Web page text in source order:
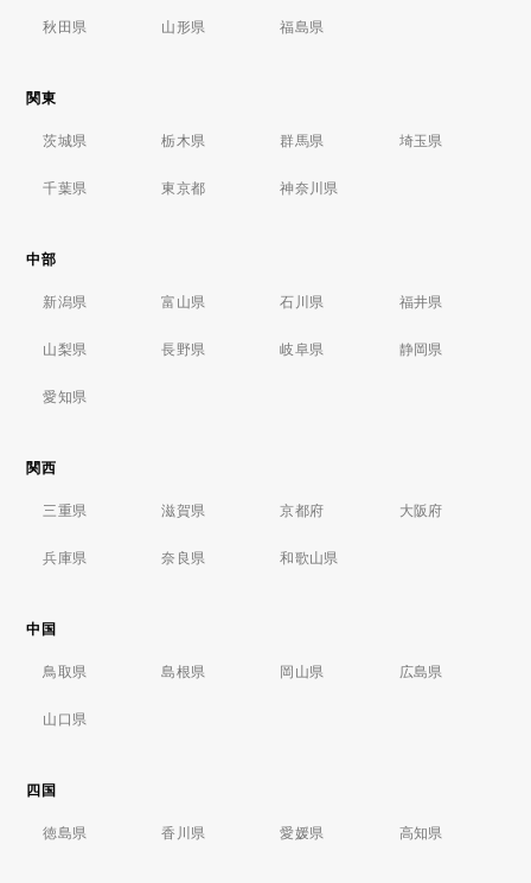
秋田県 山形県 福島県
関東
茨城県 栃木県 群馬県 埼玉県
千葉県 東京都 神奈川県
中部
新潟県 富山県 石川県 福井県
山梨県 長野県 岐阜県 静岡県
愛知県
関西
三重県 滋賀県 京都府 大阪府
兵庫県 奈良県 和歌山県
中国
鳥取県 島根県 岡山県 広島県
山口県
四国
徳島県 香川県 愛媛県 高知県